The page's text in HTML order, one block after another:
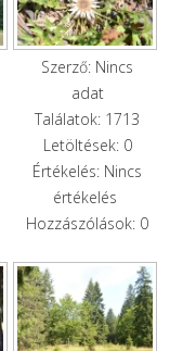
Szerző: Nincs
adat
Találatok: 1713
Letöltések: 0
Értékelés: Nincs
értékelés
Hozzászólások: 0